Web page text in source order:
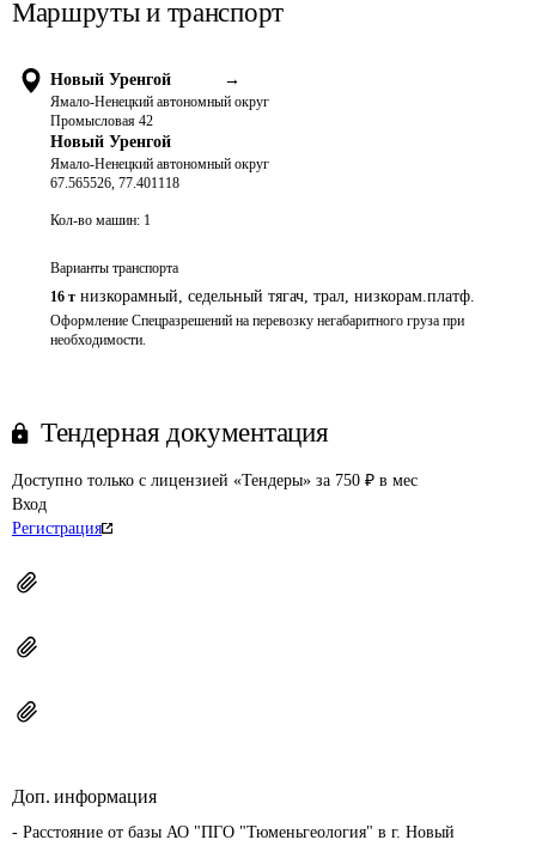
Маршруты и транспорт
Новый Уренгой →
Ямало-Ненецкий автономный округ
Промысловая 42
Новый Уренгой
Ямало-Ненецкий автономный округ
67.565526, 77.401118
Кол-во машин: 1
Варианты транспорта
16 т низкорамный, седельный тягач, трал, низкорам.платф.
Оформление Спецразрешений на перевозку негабаритного груза при
необходимости.
Тендерная документация
Доступно только с лицензией «Тендеры» за 750 ₽ в мес
Вход
Регистрация
Доп. информация
- Расстояние от базы АО "ПГО "Тюменьгеология" в г. Новый